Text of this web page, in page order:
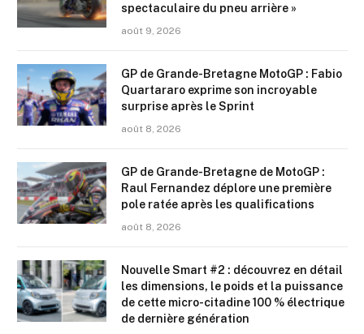
spectaculaire du pneu arrière »
août 9, 2026
GP de Grande-Bretagne MotoGP : Fabio
Quartararo exprime son incroyable
surprise après le Sprint
août 8, 2026
GP de Grande-Bretagne de MotoGP :
Raul Fernandez déplore une première
pole ratée après les qualifications
août 8, 2026
Nouvelle Smart #2 : découvrez en détail
les dimensions, le poids et la puissance
de cette micro-citadine 100 % électrique
de dernière génération